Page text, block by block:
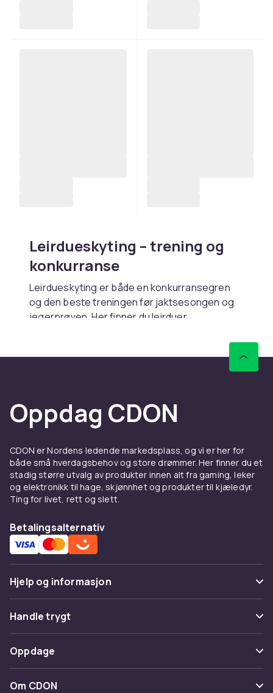
Leirdueskyting – trening og
konkurranse
Leirdueskyting er både en konkurransegren
og den beste treningen før jaktsesongen og
jegerprøven. Her finner du leirduer,
de fleste kastemaskiner – sjekk at duene
matcher maskinen din. Miljøduer er krav på
mark. En manuell kaster er rimelig å komme i
gang med, mens automatiske maskiner gir
jevnere trening. Husk hørselvern og
skytebriller.
Kjøp utstyr til leirdueskyting
hos CDON
Se også øvrig utstyr innenjakt og skyting. Hos
CDON handler du trygt med rask levering.
Oppdag CDON
CDON er Nordens ledende markedsplass, og vi er her for
både små hverdagsbehov og store drømmer. Her finner du et
stadig større utvalg av produkter innen alt fra gaming, leker
og elektronikk til hage, skjønnhet og produkter til kjæledyr.
Ting for livet, rett og slett.
Betalingsalternativ
Hjelp og informasjon
Vanlige spørsmål
Spor pakke
Angre & returner her
Kontakt oss
Handle trygt
Betaling
Levering
Oppdage
Kategorier
Om CDON